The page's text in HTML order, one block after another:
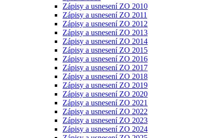
Zápisy a usnesení ZO 2010
Zápisy a usnesení ZO 2011
Zápisy a usnesení ZO 2012
Zápisy a usnesení ZO 2013
Zápisy a usnesení ZO 2014
Zápisy a usnesení ZO 2015
Zápisy a usnesení ZO 2016
Zápisy a usnesení ZO 2017
Zápisy a usnesení ZO 2018
Zápisy a usnesení ZO 2019
Zápisy a usnesení ZO 2020
Zápisy a usnesení ZO 2021
Zápisy a usnesení ZO 2022
Zápisy a usnesení ZO 2023
Zápisy a usnesení ZO 2024